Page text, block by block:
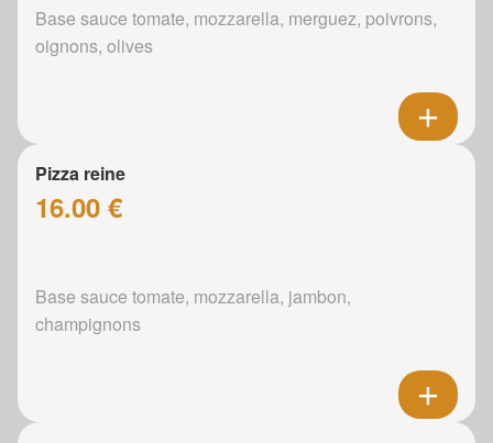
Base sauce tomate, mozzarella, merguez, poivrons,
oignons, olives
Pizza reine
16.00 €
Base sauce tomate, mozzarella, jambon,
champignons